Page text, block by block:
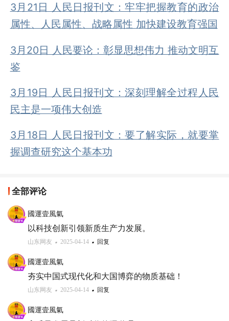
3月21日 人民日报刊文：牢牢把握教育的政治
属性、人民属性、战略属性 加快建设教育强国
3月20日 人民要论：彰显思想伟力 推动文明互
鉴
3月19日 人民日报刊文：深刻理解全过程人民
民主是一项伟大创造
3月18日 人民日报刊文：要了解实际，就要掌
握调查研究这个基本功
全部评论
國運壹風氣
以科技创新引领新质生产力发展。
山东网友 2025-04-14 回复
國運壹風氣
夯实中国式现代化和大国博弈的物质基础！
山东网友 2025-04-14 回复
國運壹風氣